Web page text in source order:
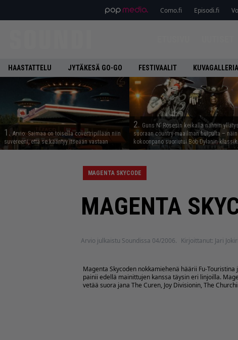
Como.fi Episodi.fi
HAASTATTELU JYTÄKESÄ GO-GO FESTIVAALIT KUVAGALLERIA
1. Arvio: Saimaa on toisella covertripillään niin
suvereeni, että se kääntyy itseään vastaan
2. Guns N’ Rosesin keikalla nähtiin
suoraan country-maailman huipulta – näin
kokoonpano suoriutui Bob Dylanin
MAGENTA SKYCODE
MAGENTA
Arvio julkaistu Soundissa 04/2006. Kirjoittanut: Jari
Magenta Skycoden nokkamiehenä häärii Fu-
painii edellä mainittujen kanssa täysin eri linjoilla.
vetää suora jana The Curen, Joy Divisionin, The